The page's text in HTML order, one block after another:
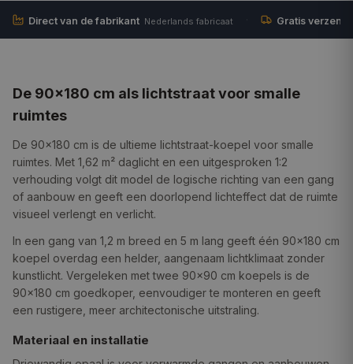
Direct van de fabrikant Nederlands fabricaat Gratis
De 90×180 cm als lichtstraat voor smalle
ruimtes
De 90×180 cm is de ultieme lichtstraat-koepel voor smalle
ruimtes. Met 1,62 m² daglicht en een uitgesproken 1:2
verhouding volgt dit model de logische richting van een gang
of aanbouw en geeft een doorlopend lichteffect dat de ruimte
visueel verlengt en verlicht.
In een gang van 1,2 m breed en 5 m lang geeft één 90×180 cm
koepel overdag een helder, aangenaam lichtklimaat zonder
kunstlicht. Vergeleken met twee 90×90 cm koepels is de
90×180 cm goedkoper, eenvoudiger te monteren en geeft
een rustigere, meer architectonische uitstraling.
Materiaal en installatie